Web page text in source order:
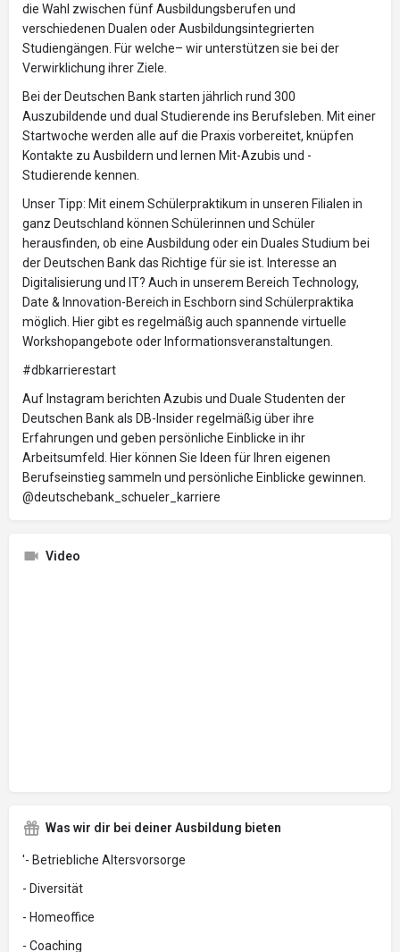
die Wahl zwischen fünf Ausbildungsberufen und
verschiedenen Dualen oder Ausbildungsintegrierten
Studiengängen. Für welche– wir unterstützen sie bei der
Verwirklichung ihrer Ziele.
Bei der Deutschen Bank starten jährlich rund 300
Auszubildende und dual Studierende ins Berufsleben. Mit einer
Startwoche werden alle auf die Praxis vorbereitet, knüpfen
Kontakte zu Ausbildern und lernen Mit-Azubis und -
Studierende kennen.
Unser Tipp: Mit einem Schülerpraktikum in unseren Filialen in
ganz Deutschland können Schülerinnen und Schüler
herausfinden, ob eine Ausbildung oder ein Duales Studium bei
der Deutschen Bank das Richtige für sie ist. Interesse an
Digitalisierung und IT? Auch in unserem Bereich Technology,
Date & Innovation-Bereich in Eschborn sind Schülerpraktika
möglich. Hier gibt es regelmäßig auch spannende virtuelle
Workshopangebote oder Informationsveranstaltungen.
#dbkarrierestart
Auf Instagram berichten Azubis und Duale Studenten der
Deutschen Bank als DB-Insider regelmäßig über ihre
Erfahrungen und geben persönliche Einblicke in ihr
Arbeitsumfeld. Hier können Sie Ideen für Ihren eigenen
Berufseinstieg sammeln und persönliche Einblicke gewinnen.
@deutschebank_schueler_karriere
Video
Was wir dir bei deiner Ausbildung bieten
'- Betriebliche Altersvorsorge
- Diversität
- Homeoffice
- Coaching